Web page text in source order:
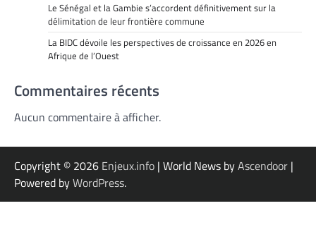
Le Sénégal et la Gambie s’accordent définitivement sur la
délimitation de leur frontière commune
La BIDC dévoile les perspectives de croissance en 2026 en
Afrique de l’Ouest
Commentaires récents
Aucun commentaire à afficher.
Copyright © 2026 Enjeux.info | World News byAscendoor |
Powered byWordPress.